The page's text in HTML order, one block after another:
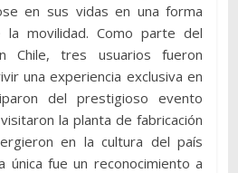
en sus vidas en una forma
movilidad. Como parte del
Chile, tres usuarios fueron
una experiencia exclusiva en
del prestigioso evento
la planta de fabricación
en la cultura del país
única fue un reconocimiento a